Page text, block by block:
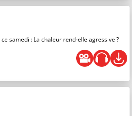
samedi : La chaleur rend-elle agressive ?